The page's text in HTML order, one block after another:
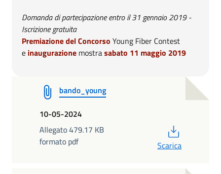
Domanda di partecipazione entro il 31 gennaio 2019 -
Iscrizione gratuita
Premiazione del Concorso Young Fiber Contest
e inaugurazione mostrasabato 11 maggio 2019
bando_young
10-05-2024
Allegato 479.17 KB
formato pdf
Scarica